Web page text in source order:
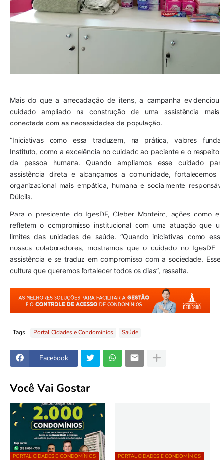
Mais do que a arrecadação de itens, a campanha
cuidado ampliado na construção de uma assistência
conectada com as necessidades da população.
“Iniciativas como essa traduzem, na prática, valores
Instituto, como a excelência no cuidado ao paciente e o
da pessoa humana. Quando ampliamos esse cuidado
assistência direta e alcançamos a comunidade, fortalecemos
organizacional mais empática, humana e socialmente
Dúlcila.
Para o presidente do IgesDF, Cleber Monteiro, ações como
refletem o compromisso institucional com uma atuação que
limites das unidades de saúde. “Quando iniciativas como
nossos colaboradores, mostramos que o cuidado no
assistência e se traduz em compromisso com a sociedade.
cultura que queremos fortalecer todos os dias”, ressalta.
Tags Portal Cidades e Condomínios Saúde
Facebook
Você Vai Gostar
PORTAL CIDADES E CONDOMÍNIOS PORTAL CIDADES E CONDOMÍNIOS